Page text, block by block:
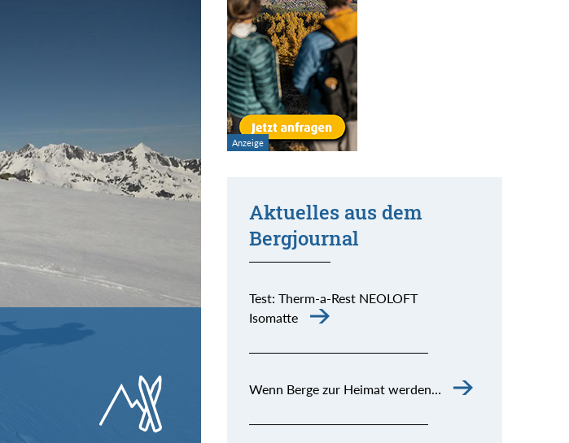
bis
Aktuelles aus dem
Bergjournal
Test: Therm-a-Rest NEOLOFT
Isomatte
Wenn Berge zur Heimat werden…